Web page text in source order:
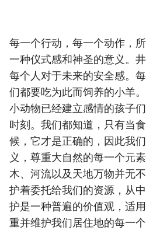
每一个行动，每一个动作，
一种仪式感和神圣的意义。
每个人对于未来的安全感。
们都要吃为此而饲养的小羊
小动物已经建立感情的孩子
时刻。我们都知道，只有当
候，它才是正确的，因此我
义，尊重大自然的每一个元
木、河流以及天地万物并无
护着委托给我们的资源，从
护是一种普遍的价值观，适
重并维护我们居住地的每一个